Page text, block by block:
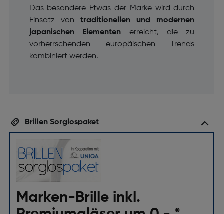
Das besondere Etwas der Marke wird durch
Einsatz von traditionellen und modernen
japanischen Elementen erreicht, die zu
vorherrschenden europäischen Trends
kombiniert werden.
Brillen Sorglospaket
Marken-Brille inkl.